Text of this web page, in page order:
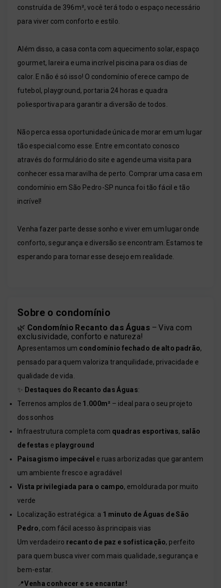
construída de 396m², você terá todo o espaço necessário
para viver com conforto e estilo.
Além disso, a casa conta com aquecimento solar, espaço
gourmet, lareira e uma incrível piscina para os dias de
calor. E não é só isso! O condomínio oferece campo de
futebol, playground, portaria 24 horas e quadra
poliesportiva para garantir a diversão de todos.
Não perca essa oportunidade única de morar em um lugar
tão especial como esse. Entre em contato conosco
através do formulário do site e agende uma visita para
conhecer essa maravilha de perto. Comprar uma casa em
condomínio em São Pedro-SP nunca foi tão fácil e tão
incrível!
Venha fazer parte desse sonho e viver em um lugar onde
conforto, segurança e diversão se encontram. Estamos te
esperando para tornar esse desejo em realidade.
Sobre o condomínio
🌿 Condomínio Recanto das Águas – Viva com
exclusividade, conforto e natureza!
Apresentamos um condomínio fechado de alto padrão,
pensado para quem valoriza tranquilidade, privacidade e
qualidade de vida.
✨ Destaques do Recanto das Águas:
Terrenos amplos de 1.000m² – ideal para o seu projeto
dos sonhos
Infraestrutura completa com quadras esportivas, salão
de festas e playground
Paisagismo impecável e ruas arborizadas que garantem
um ambiente fresco e agradável
Vista privilegiada para o campo, emoldurada por muito
verde
Localização estratégica: a 1 minuto de Águas de São
Pedro, com fácil acesso às principais vias
Um verdadeiro recanto de paz e sofisticação, perfeito
para quem busca viver com mais qualidade, segurança e
bem-estar.
📍Venha conhecer e se encantar!